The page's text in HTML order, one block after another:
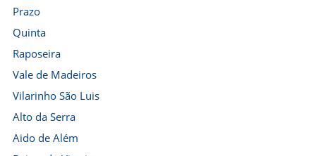
Prazo
Quinta
Raposeira
Vale de Madeiros
Vilarinho São Luis
Alto da Serra
Aido de Além